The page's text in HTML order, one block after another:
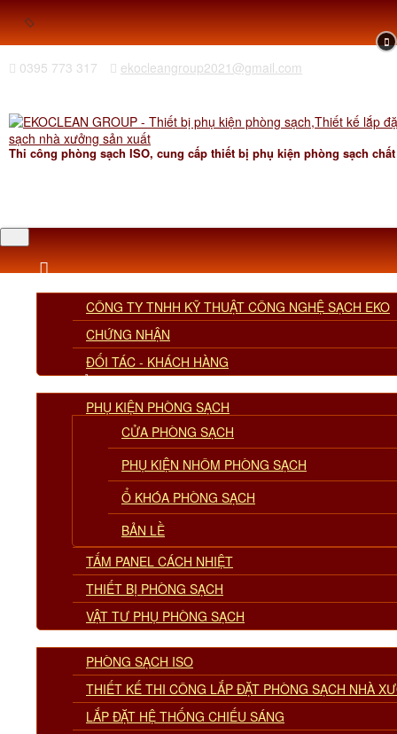
Thi công phòng sạch ISO, cung cấp thiết bị phụ kiện phòng sạch
CÔNG TY TNHH KỸ THUẬT CÔNG NGHỆ SẠCH EKO
CHỨNG NHẬN
ĐỐI TÁC - KHÁCH HÀNG
PHỤ KIỆN PHÒNG SẠCH
CỬA PHÒNG SẠCH
PHỤ KIỆN NHÔM PHÒNG SẠCH
Ổ KHÓA PHÒNG SẠCH
BẢN LỀ
TẤM PANEL CÁCH NHIỆT
THIẾT BỊ PHÒNG SẠCH
VẬT TƯ PHỤ PHÒNG SẠCH
PHÒNG SẠCH ISO
THIẾT KẾ THI CÔNG LẮP ĐẶT PHÒNG SẠCH NHÀ
LẮP ĐẶT HỆ THỐNG CHIẾU SÁNG
0395 773 317 ekocleangroup2021@gmail.com